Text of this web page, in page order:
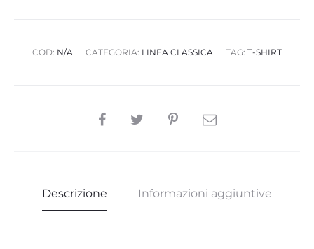
COD: N/A CATEGORIA: LINEA CLASSICA TAG: T-SHIRT
SHARE
Descrizione Informazioni aggiuntive